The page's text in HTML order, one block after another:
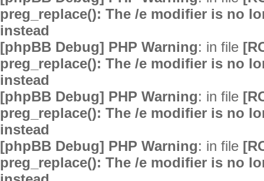
preg_replace(): The /e modifier is no
instead
[phpBB Debug] PHP Warning: in file
preg_replace(): The /e modifier is no
instead
[phpBB Debug] PHP Warning: in file
preg_replace(): The /e modifier is no
instead
[phpBB Debug] PHP Warning: in file
preg_replace(): The /e modifier is no